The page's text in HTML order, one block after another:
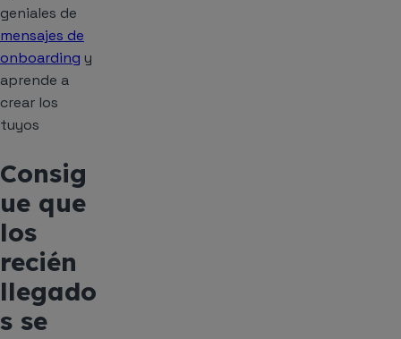
geniales de
mensajes de
onboarding y
aprende a
crear los
tuyos
Consig
ue que
los
recién
llegado
s se